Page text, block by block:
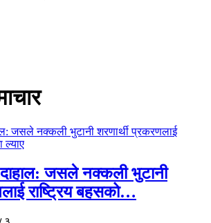
जसले नक्कली भुटानी
राष्ट्रिय बहसको…